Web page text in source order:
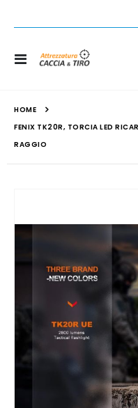
Toggle
HOME
FENIX TK20R, TORCIA LED
RAGGIO
fine
immagini